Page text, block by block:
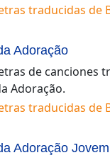
traducidas de
Adoração
de canciones
Adoração.
traducidas de
Adoração Jovem